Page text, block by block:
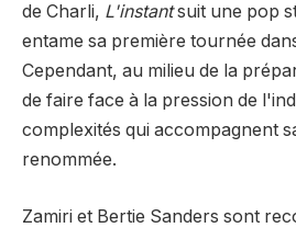
de Charli, L'instantsuit une pop
entame sa première tournée
Cependant, au milieu de la
de faire face à la pression de
complexités qui accompagnent
renommée.
Zamiri et Bertie Sanders sont